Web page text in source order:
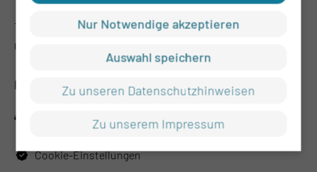
Medizinischen Universität Lausitz - Carl Thiem
Thiemstr. 111
03048 Cottbus
RECHTLICHES
Cookie-Einstellungen
Nur Notwendige akzeptieren
Auswahl speichern
Zu unseren Datenschutzhinweisen
Zu unserem Impressum